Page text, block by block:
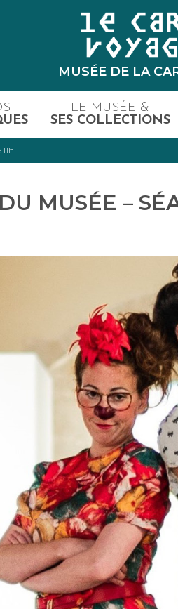
MUSÉE DE LA
LE MUSÉE &
SES COLLECTIONS
MUSÉE –